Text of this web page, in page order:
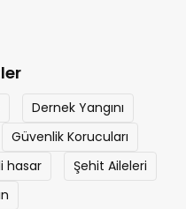
Dernek Yangını
Güvenlik Korucuları
hasar
Şehit Aileleri